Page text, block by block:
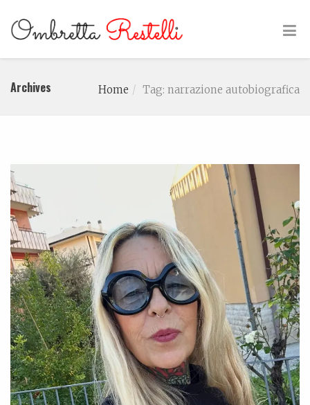
Archives Home Tag: narrazione autobiografica